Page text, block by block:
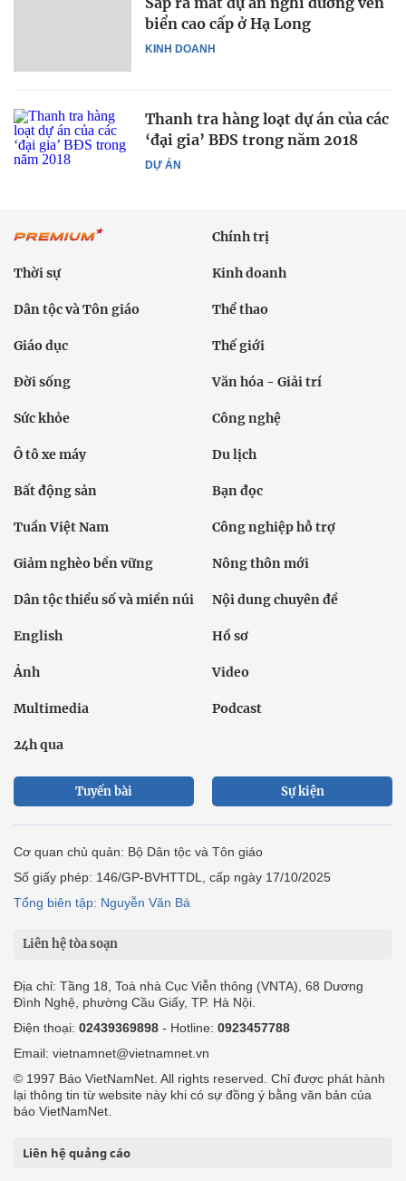
KINH DOANH
biển cao cấp ở Hạ Long
DỰ ÁN
Thanh tra hàng loạt dự án của các
‘đại gia’ BĐS trong năm 2018
Chính trị
Thời sự Kinh doanh
Dân tộc và Tôn giáo Thể thao
Giáo dục Thế giới
Đời sống Văn hóa - Giải trí
Sức khỏe Công nghệ
Ô tô xe máy Du lịch
Bất động sản Bạn đọc
Tuần Việt Nam Công nghiệp hỗ trợ
Giảm nghèo bền vững Nông thôn mới
Dân tộc thiểu số và miền núi Nội dung chuyên đề
English Hồ sơ
Ảnh Video
Multimedia Podcast
24h qua
Tuyến bài Sự kiện
Cơ quan chủ quản: Bộ Dân tộc và Tôn giáo
Số giấy phép: 146/GP-BVHTTDL, cấp ngày 17/10/2025
Tổng biên tập: Nguyễn Văn Bá
Liên hệ tòa soạn
Địa chỉ: Tầng 18, Toà nhà Cục Viễn thông (VNTA), 68 Dương
Đình Nghệ, phường Cầu Giấy, TP. Hà Nội.
Điện thoại: 02439369898 - Hotline: 0923457788
Email: vietnamnet@vietnamnet.vn
© 1997 Báo VietNamNet. All rights reserved. Chỉ được phát hành
lại thông tin từ website này khi có sự đồng ý bằng văn bản của
báo VietNamNet.
Liên hệ quảng cáo